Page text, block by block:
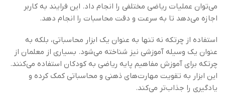
می‌توان عملیات ریاضی مختلفی را انجام داد. این فرایند به کاربر
اجازه می‌دهد تا به سرعت و دقت محاسبات را انجام دهد.
استفاده از چرتکه نه تنها به عنوان یک ابزار محاسباتی، بلکه به
عنوان یک وسیله آموزشی نیز شناخته می‌شود. بسیاری از معلمان از
چرتکه برای آموزش مفاهیم پایه ریاضی به کودکان استفاده می‌کنند.
این ابزار به تقویت مهارت‌های ذهنی و محاسباتی کمک کرده و
یادگیری را جذاب‌تر می‌کند.